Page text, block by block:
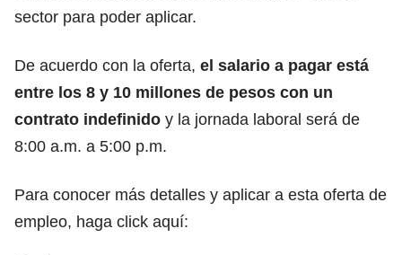
sector para poder aplicar.
De acuerdo con la oferta, el salario a pagar está
entre los 8 y 10 millones de pesos con un
contrato indefinido y la jornada laboral será de
8:00 a.m. a 5:00 p.m.
Para conocer más detalles y aplicar a esta oferta de
empleo, haga click aquí: